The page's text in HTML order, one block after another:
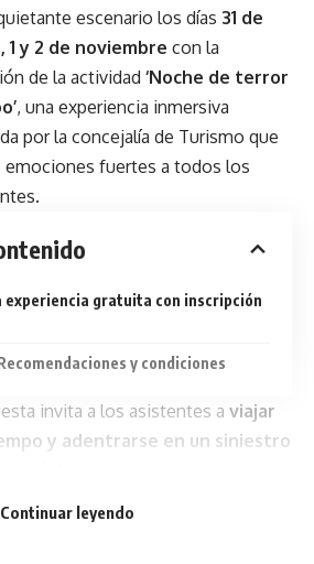
escenario los días 31 de
1 y 2 de noviembre con la
de la actividad ‘Noche de terror
, una experiencia inmersiva
por la concejalía de Turismo que
emociones fuertes a todos los
experiencia gratuita con inscripción
y condiciones
invita a los asistentes a viajar
y adentrarse en un siniestro
no solo serán testigos de las
Continuar leyendo